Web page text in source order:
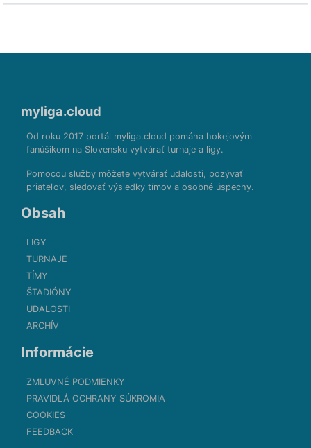
myliga.cloud
Od roku 2017 portál myliga.cloud pomáha hokejovým
fanúšikom na Slovensku vytvárať turnaje a ligy.
Pomocou služby môžete vytvárať udalosti, pozývať
priateľov, sledovať výsledky tímov a osobné úspechy.
Obsah
LIGY
TURNAJE
TÍMY
ŠTADIÓNY
UDALOSTI
ARCHÍV
Informácie
ZMLUVNÉ PODMIENKY
PRAVIDLÁ OCHRANY SÚKROMIA
COOKIES
FEEDBACK